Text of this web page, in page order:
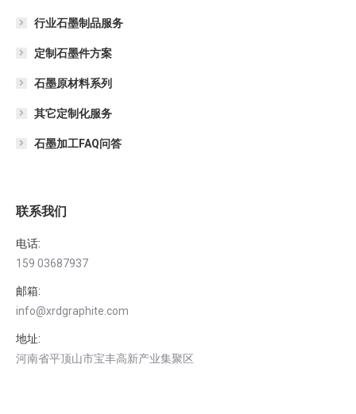
行业石墨制品服务
定制石墨件方案
石墨原材料系列
其它定制化服务
石墨加工FAQ问答
联系我们
电话:
159 03687937
邮箱:
info@xrdgraphite.com
地址:
河南省平顶山市宝丰高新产业集聚区